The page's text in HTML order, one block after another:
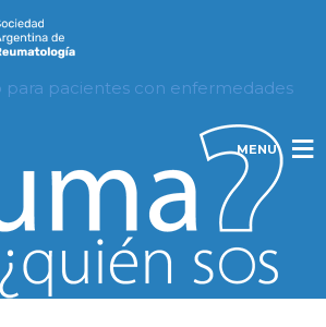
para pacientes con enfermedades
MENU